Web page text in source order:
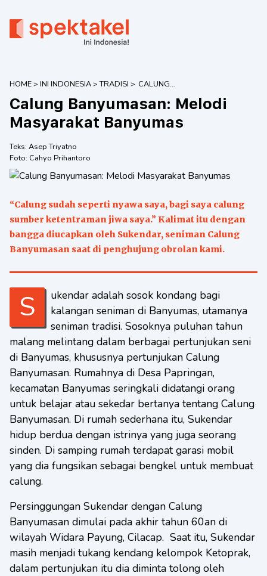
HOME> INI INDONESIA>TRADISI > CALUNG
MELODI
MASYARAKAT
BANYUMAS
Calung Banyumasan: Melodi
Masyarakat Banyumas
Teks: Asep Triyatno
Foto: Cahyo Prihantoro
“Calung sudah seperti nyawa saya, bagi saya calung
sumber ketentraman jiwa saya.” Kalimat itu dengan
bangga diucapkan oleh Sukendar, seniman Calung
Banyumasan saat di penghujung obrolan kami.
Sukendar adalah sosok kondang bagi
kalangan seniman di Banyumas, utamanya
seniman tradisi. Sosoknya puluhan tahun
malang melintang dalam berbagai pertunjukan seni
di Banyumas, khususnya pertunjukan Calung
Banyumasan. Rumahnya di Desa Papringan,
kecamatan Banyumas seringkali didatangi orang
untuk belajar atau sekedar bertanya tentang Calung
Banyumasan. Di rumah sederhana itu, Sukendar
hidup berdua dengan istrinya yang juga seorang
sinden. Di samping rumah terdapat garasi mobil
yang dia fungsikan sebagai bengkel untuk membuat
calung.
Persinggungan Sukendar dengan Calung
Banyumasan dimulai pada akhir tahun 60an di
wilayah Widara Payung, Cilacap. Saat itu, Sukendar
masih menjadi tukang kendang kelompok Ketoprak,
dalam pertunjukan itu dia diminta tolong oleh